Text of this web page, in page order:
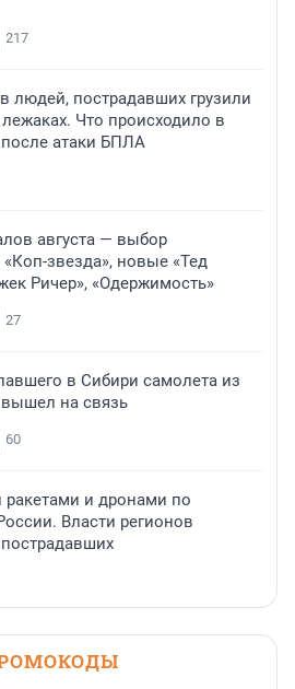
217
людей, пострадавших грузили
Что происходило в
атаки БПЛА
августа — выбор
звезда», новые «Тед
Ричер», «Одержимость»
27
в Сибири самолета из
на связь
60
ракетами и дронами по
Власти регионов